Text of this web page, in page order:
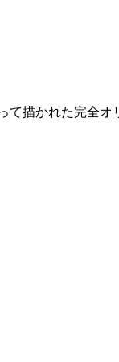
て描かれた完全オ